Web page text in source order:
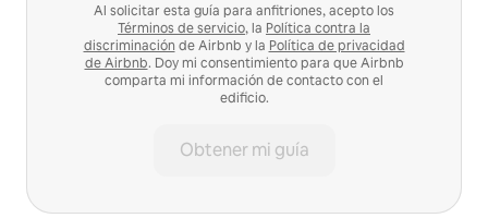
Al solicitar esta guía para anfitriones, acepto los
Términos de servicio, la Política contra la
discriminación de Airbnb y la Política de privacidad
de Airbnb. Doy mi consentimiento para que Airbnb
comparta mi información de contacto con el
edificio.
Obtener mi guía